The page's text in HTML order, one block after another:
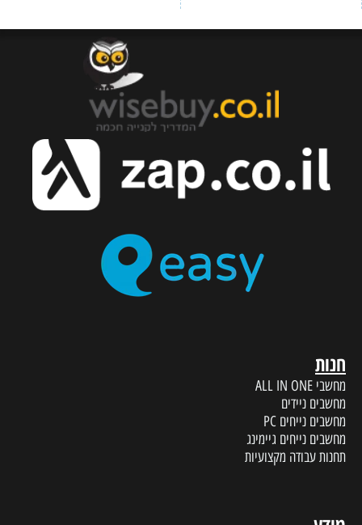
חנות
מחשבי ALL IN ONE
מחשבים ניידים
מחשבים נייחים PC
מחשבים נייחים גיימינג
תחנות עבודה מקצועיות